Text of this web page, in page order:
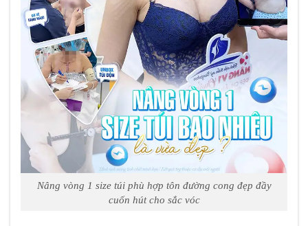
Nâng vòng 1 size túi phù hợp tôn đường cong đẹp đầy
cuốn hút cho sắc vóc